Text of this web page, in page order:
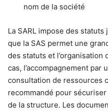
nom de la société
La SARL impose des
que la SAS permet une
des statuts et l’organisation
cas, l’accompagnement par
consultation de ressources
recommandé pour
de la structure. Les